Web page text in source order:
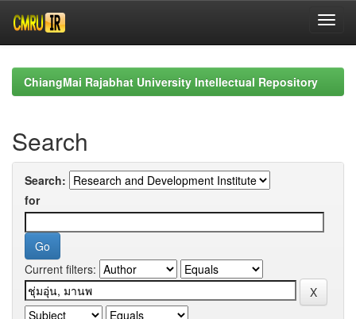
navigationChiangMai Rajabhat University Intellectual Repository
Search
Search:
for
Current filters: